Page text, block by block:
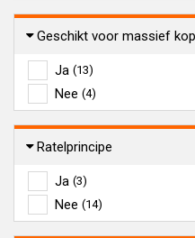
Geschikt voor massief
Ja (13)
Nee (4)
Ratelprincipe
Ja (3)
Nee (14)